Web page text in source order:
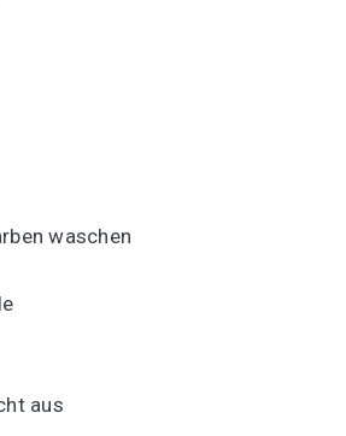
waschen
aus